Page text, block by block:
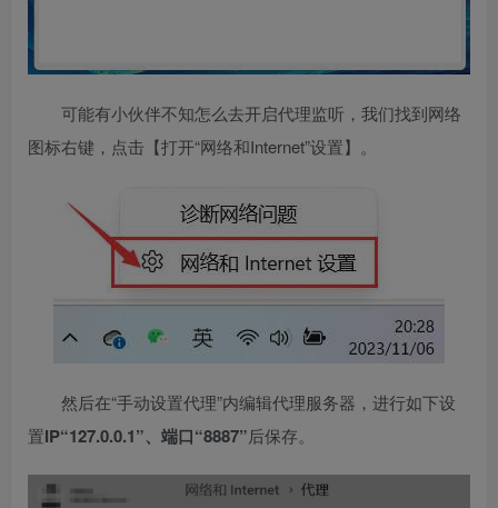
可能有小伙伴不知怎么去开启代理监听，我们找到网络
图标右键，点击【打开“网络和Internet”设置】。
然后在“手动设置代理”内编辑代理服务器，进行如下设
置IP“127.0.0.1”、端口“8887”后保存。